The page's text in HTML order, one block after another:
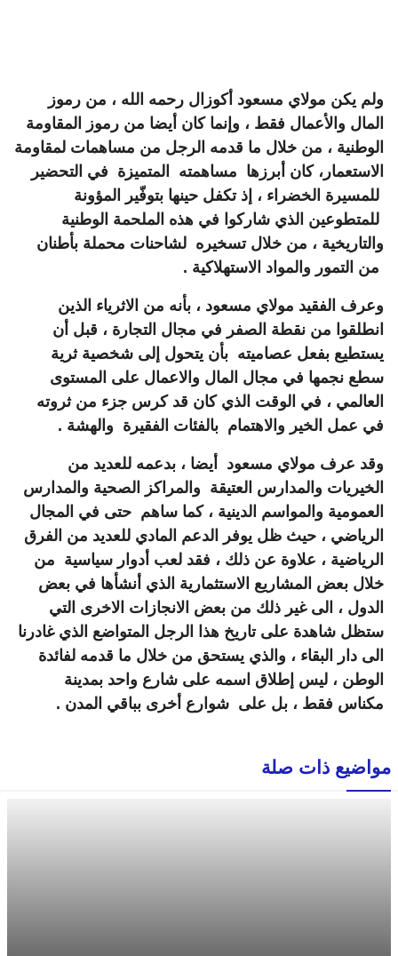
ولم يكن مولاي مسعود أكوزال رحمه الله ، من رموز
المال والأعمال فقط ، وإنما كان أيضا من رموز المقاومة
الوطنية ، من خلال ما قدمه الرجل من مساهمات لمقاومة
الاستعمار، كان أبرزها مساهمته المتميزة في التحضير
للمسيرة الخضراء ، إذ تكفل حينها بتوفّير المؤونة
للمتطوعين الذي شاركوا في هذه الملحمة الوطنية
والتاريخية ، من خلال تسخيره لشاحنات محملة بأطنان
من التمور والمواد الاستهلاكية .
وعرف الفقيد مولاي مسعود ، بأنه من الاثرياء الذين
انطلقوا من نقطة الصفر في مجال التجارة ، قبل أن
يستطيع بفعل عصاميته بأن يتحول إلى شخصية ثرية
سطع نجمها في مجال المال والاعمال على المستوى
العالمي ، في الوقت الذي كان قد كرس جزء من ثروته
في عمل الخير والاهتمام بالفئات الفقيرة والهشة .
وقد عرف مولاي مسعود أيضا ، بدعمه للعديد من
الخيريات والمدارس العتيقة والمراكز الصحية والمدارس
العمومية والمواسم الدينية ، كما ساهم حتى في المجال
الرياضي ، حيث ظل يوفر الدعم المادي للعديد من الفرق
الرياضية ، علاوة عن ذلك ، فقد لعب أدوار سياسية من
خلال بعض المشاريع الاستثمارية الذي أنشأها في بعض
الدول ، الى غير ذلك من بعض الانجازات الاخرى التي
ستظل شاهدة على تاريخ هذا الرجل المتواضع الذي غادرنا
الى دار البقاء ، والذي يستحق من خلال ما قدمه لفائدة
الوطن ، ليس إطلاق اسمه على شارع واحد بمدينة
مكناس فقط ، بل على شوارع أخرى بباقي المدن .
مواضيع ذات صلة